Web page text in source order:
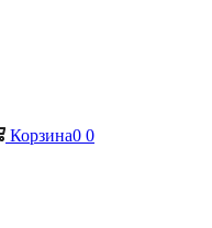
Корзина0 0